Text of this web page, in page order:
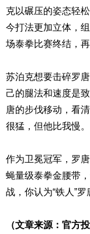
克以碾压的姿态轻
今打法更加立体，
场泰拳比赛终结，
苏泊克想要击碎罗
己的腿法和速度是
唐的步伐移动，看
很猛，但他比我慢
作为卫冕冠军，罗
蝇量级泰拳金腰带
战，你认为“铁人”
（文章来源：官方投